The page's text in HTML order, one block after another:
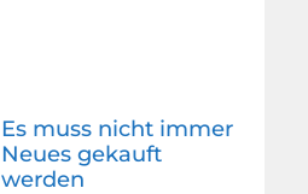
Es muss nicht immer
Neues gekauft
werden